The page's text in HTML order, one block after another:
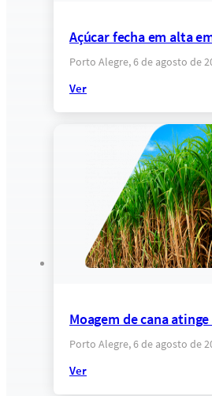
Açúcar fecha em alta
Porto Alegre, 6 de agosto de
Ver
Moagem de cana
Porto Alegre, 6 de agosto de
Ver